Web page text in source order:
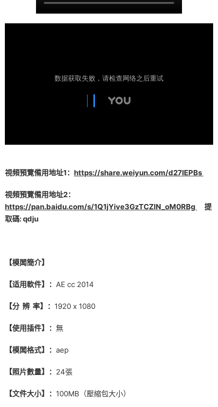
視頻預覽備用地址1： https://share.weiyun.com/d27IEPBs
視頻預覽備用地址2：
https://pan.baidu.com/s/1Q1jYive3GzTCZlN_oM0RBg
提
取碼: qdju
【模闆簡介】
【适用軟件】： AE cc 2014
【分 辨 率】： 1920 x 1080
【使用插件】： 無
【模闆格式】： aep
【照片數量】： 24張
【文件大小】： 100MB（壓縮包大小）